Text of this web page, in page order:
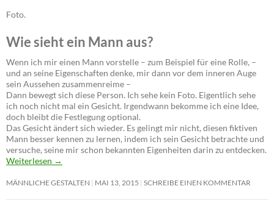
Foto.
Wie sieht ein Mann aus?
Wenn ich mir einen Mann vorstelle – zum Beispiel für eine Rolle, –
und an seine Eigenschaften denke, mir dann vor dem inneren Auge
sein Aussehen zusammenreime –
Dann bewegt sich diese Person. Ich sehe kein Foto. Eigentlich sehe
ich noch nicht mal ein Gesicht. Irgendwann bekomme ich eine Idee,
doch bleibt die Festlegung optional.
Das Gesicht ändert sich wieder. Es gelingt mir nicht, diesen fiktiven
Mann besser kennen zu lernen, indem ich sein Gesicht betrachte und
versuche, seine mir schon bekannten Eigenheiten darin zu entdecken.
Weiterlesen →
MÄNNLICHE GESTALTEN MAI 13, 2015 SCHREIBE EINEN KOMMENTAR